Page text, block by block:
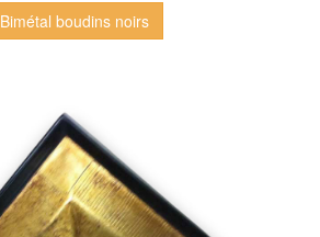
Bimétal boudins noirs